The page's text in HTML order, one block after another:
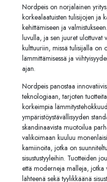
Nordpeis on norjalainen
korkealaatuisten tulisijojen ja
kehittämiseen ja
luvulla, ja sen juuret ulottuvat
kulttuuriin, missä tulisijalla on
lämmittämisessä ja
ajan.
Nordpeis panostaa
teknologiaan, tarjoten
korkeimpia
ympäristöystävällisyyden
skandinaavista muotoilua
valikoimaan kuuluu
kamiinoita, jotka on
sisustustyyleihin. Tuotteiden
että moderneja malleja,
lähteenä sekä tyylikkäänä